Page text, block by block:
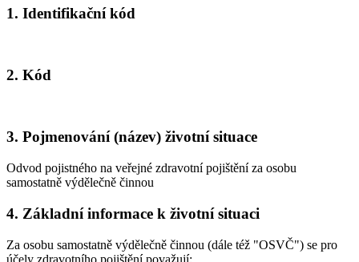
1. Identifikační kód
2. Kód
3. Pojmenování (název) životní situace
Odvod pojistného na veřejné zdravotní pojištění za osobu
samostatně výdělečně činnou
4. Základní informace k životní situaci
Za osobu samostatně výdělečně činnou (dále též "OSVČ") se pro
účely zdravotního pojištění považují: